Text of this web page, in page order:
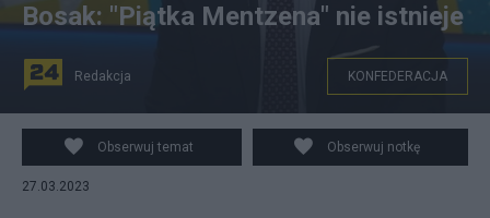
Bosak: "Piątka Mentzena" nie istnieje
Redakcja KONFEDERACJA
Obserwuj temat Obserwuj notkę
27.03.2023